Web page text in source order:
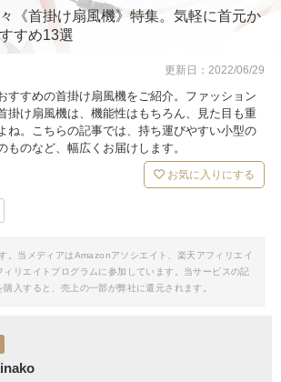
《首掛け扇風機》特集。気軽に首元か
すめ13選
更新日：2022/06/29
すすめの首掛け扇風機をご紹介。ファッション
掛け扇風機は、機能性はもちろん、見た目も重
ね。こちらの記事では、持ち運びやすい小型の
ものなど、幅広くお届けします。
お気に入りにする
。当メディアはAmazonアソシエイト、楽天アフィリエイ
ィリエイトプログラムに参加しています。当サービスの記
入すると、売上の一部が弊社に還元されます。